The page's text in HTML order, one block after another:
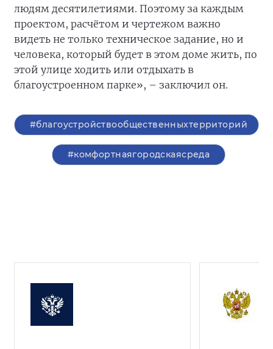
людям десятилетиями. Поэтому за каждым
проектом, расчётом и чертежом важно
видеть не только техническое задание, но и
человека, который будет в этом доме жить, по
этой улице ходить или отдыхать в
благоустроенном парке», – заключил он.
#благоустройствообщественныхтерриторий
#комфортнаягородскаясреда